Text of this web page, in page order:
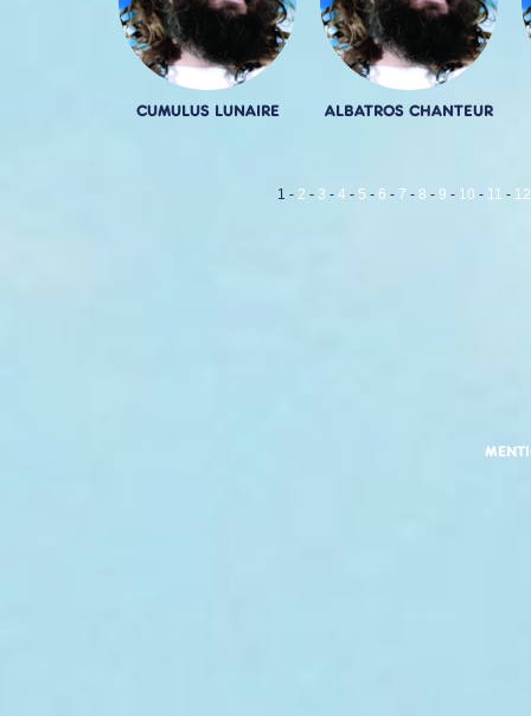
CUMULUS LUNAIRE ALBATROS CHANTEUR
1 - 2 - 3 - 4 - 5 - 6 - 7 - 8 - 9 - 10 - 11 - 12